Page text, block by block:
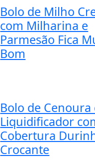
Bolo de Milho
com Milharina e
Parmesão Fica
Bom
Bolo de Cenoura
Liquidificador
Cobertura
Crocante